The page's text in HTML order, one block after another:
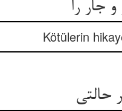
Kötülerin